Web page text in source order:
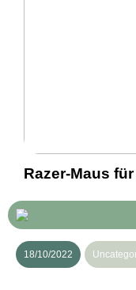
Razer-Maus
18/10/2022